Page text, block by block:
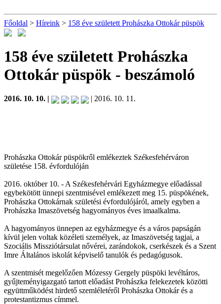
Főoldal > Híreink > 158 éve született Prohászka Ottokár püspök
158 éve született Prohászka
Ottokár püspök - beszámoló
2016. 10. 10. | | 2016. 10. 11.
Prohászka Ottokár püspökről emlékeztek Székesfehérváron
születése 158. évfordulóján
2016. október 10. - A Székesfehérvári Egyházmegye előadással
egybekötött ünnepi szentmisével emlékezett meg 15. püspökének,
Prohászka Ottokárnak születési évfordulójáról, amely egyben a
Prohászka Imaszövetség hagyományos éves imaalkalma.
A hagyományos ünnepen az egyházmegye és a város papságán
kívül jelen voltak közéleti személyek, az Imaszövetség tagjai, a
Szociális Missziótársulat nővérei, zarándokok, cserkészek és a Szent
Imre Általános iskolát képviselő tanulók és pedagógusok.
A szentmisét megelőzően Mózessy Gergely püspöki levéltáros,
gyűjteményigazgató tartott előadást Prohászka felekezetek közötti
együttműködést hirdető szemléletéről Prohászka Ottokár és a
protestantizmus címmel.